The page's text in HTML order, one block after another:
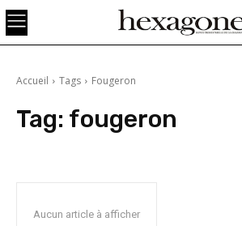
Accueil Tags Fougeron
Tag: fougeron
Aucun article à afficher